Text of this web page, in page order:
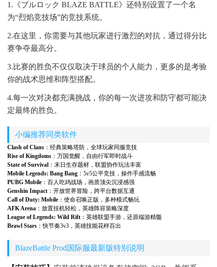
1.《ブルロック BLAZE BATTLE》还特别设置了一个名
为“烈焰竞技场”的竞技系统。
2.在这里，你需要与其他玩家进行激烈的对抗，通过得分比
赛争夺最高分。
3.比赛的胜负不仅仅取决于球员的个人能力，更多的是考验
你的战术思维和阵型搭配。
4.每一次对决都充满挑战，你的每一次进攻和防守都可能决
定最终的胜负。
小编推荐同类软件
Clash of Clans ：经典策略塔防，全球玩家同服竞技
Rise of Kingdoms ：万国觉醒，自由行军即时战斗
State of Survival ：末日生存题材，联盟协作玩法丰富
Mobile Legends: Bang Bang ：5v5公平竞技，操作手感流畅
PUBG Mobile ：百人吃鸡战场，画质顶尖沉浸感强
Genshin Impact ：开放世界冒险，跨平台数据互通
Call of Duty: Mobile ：使命召唤正版，多种模式畅玩
AFK Arena ：放置挂机轻松，英雄阵容策略深度
League of Legends: Wild Rift ：英雄联盟手游，还原端游精髓
Brawl Stars ：快节奏3v3，英雄技能花样百出
BlazeBattle Prod国际服最新版特别说明